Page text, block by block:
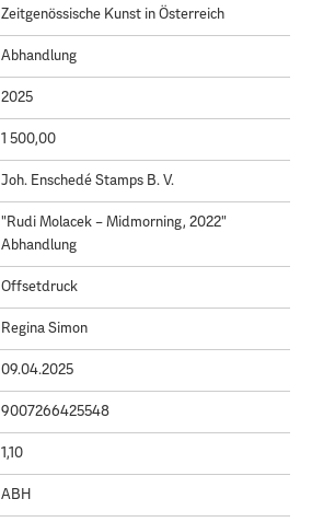
Zeitgenössische Kunst in Österreich
Abhandlung
2025
1 500,00
Joh. Enschedé Stamps B. V.
"Rudi Molacek – Midmorning, 2022"
Abhandlung
Offsetdruck
Regina Simon
09.04.2025
9007266425548
1,10
ABH